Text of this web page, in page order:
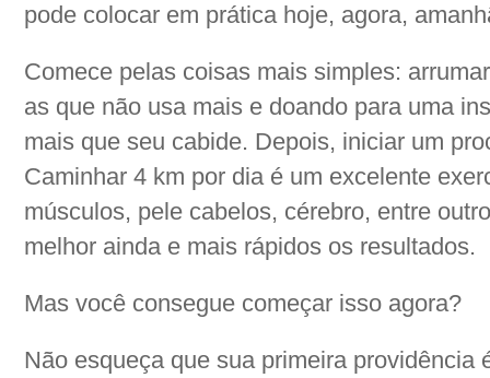
pode colocar em prática hoje, agora,
Comece pelas coisas mais simples:
as que não usa mais e doando para uma
mais que seu cabide. Depois, iniciar um
Caminhar 4 km por dia é um excelente
músculos, pele cabelos, cérebro, entre
melhor ainda e mais rápidos os resultados.
Mas você consegue começar isso agora?
Não esqueça que sua primeira providência